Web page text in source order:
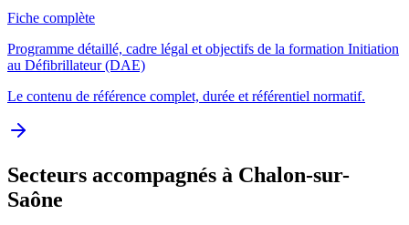
Fiche complète
Programme détaillé, cadre légal et objectifs de la formation Initiation
au Défibrillateur (DAE)
Le contenu de référence complet, durée et référentiel normatif.
Secteurs accompagnés à Chalon-sur-
Saône